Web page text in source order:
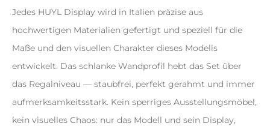
Jedes HUYL Display wird in Italien präzise aus
hochwertigen Materialien gefertigt und speziell für die
Maße und den visuellen Charakter dieses Modells
entwickelt. Das schlanke Wandprofil hebt das Set über
das Regalniveau — staubfrei, perfekt gerahmt und immer
aufmerksamkeitsstark. Kein sperriges Ausstellungsmöbel,
kein visuelles Chaos: nur das Modell und sein Display,